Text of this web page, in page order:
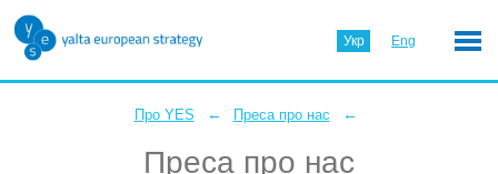
Укр Eng
Про YES ← Преса про нас ←
Преса про нас